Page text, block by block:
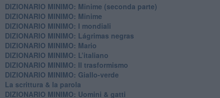
DIZIONARIO MINIMO: Minime (seconda parte)
DIZIONARIO MINIMO: Minime
DIZIONARIO MINIMO: ​I mondiali
DIZIONARIO MINIMO: ​Lágrimas negras
DIZIONARIO MINIMO: Mario
DIZIONARIO MINIMO: L’italiano
DIZIONARIO MINIMO: Il trasformismo
DIZIONARIO MINIMO: Giallo-verde
La scrittura & la parola
​DIZIONARIO MINIMO: Uomini & gatti